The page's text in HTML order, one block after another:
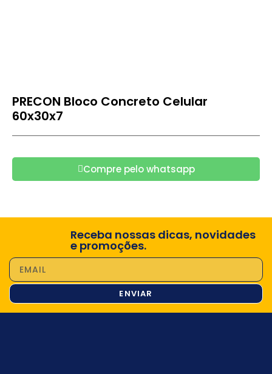
PRECON Bloco Concreto Celular
60x30x7
Compre pelo whatsapp
Receba nossas dicas, novidades
e promoções.
ENVIAR